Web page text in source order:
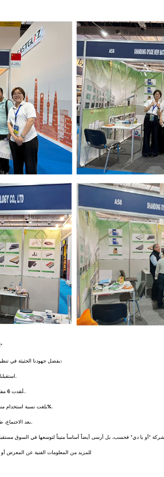
أجواء رائعة في جناح "أو يا دي"
بفضل جهودنا الحثيثة في تنظيم دعوات العملاء، حافظ جناح "أو يا دي" على شعبية واسعة:
- استقبلنا أكثر من 50 عميلاً في اليوم الأول.
- عُقدت 6 مفاوضات فنية معمقة يومياً بمعدل وسطي.
- بلغت نسبة استخدام منطقة مفاوضات كبار الشخصيات المُجهزة خصيصاً 90%.
- بعد الاجتماع، طلب أكثر من اثني عشر عميلاً اختبار عينات.
للمزيد من المعلومات الفنية عن المعرض أو لحجز